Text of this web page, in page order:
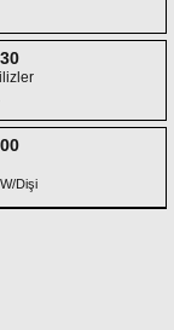
Dişi